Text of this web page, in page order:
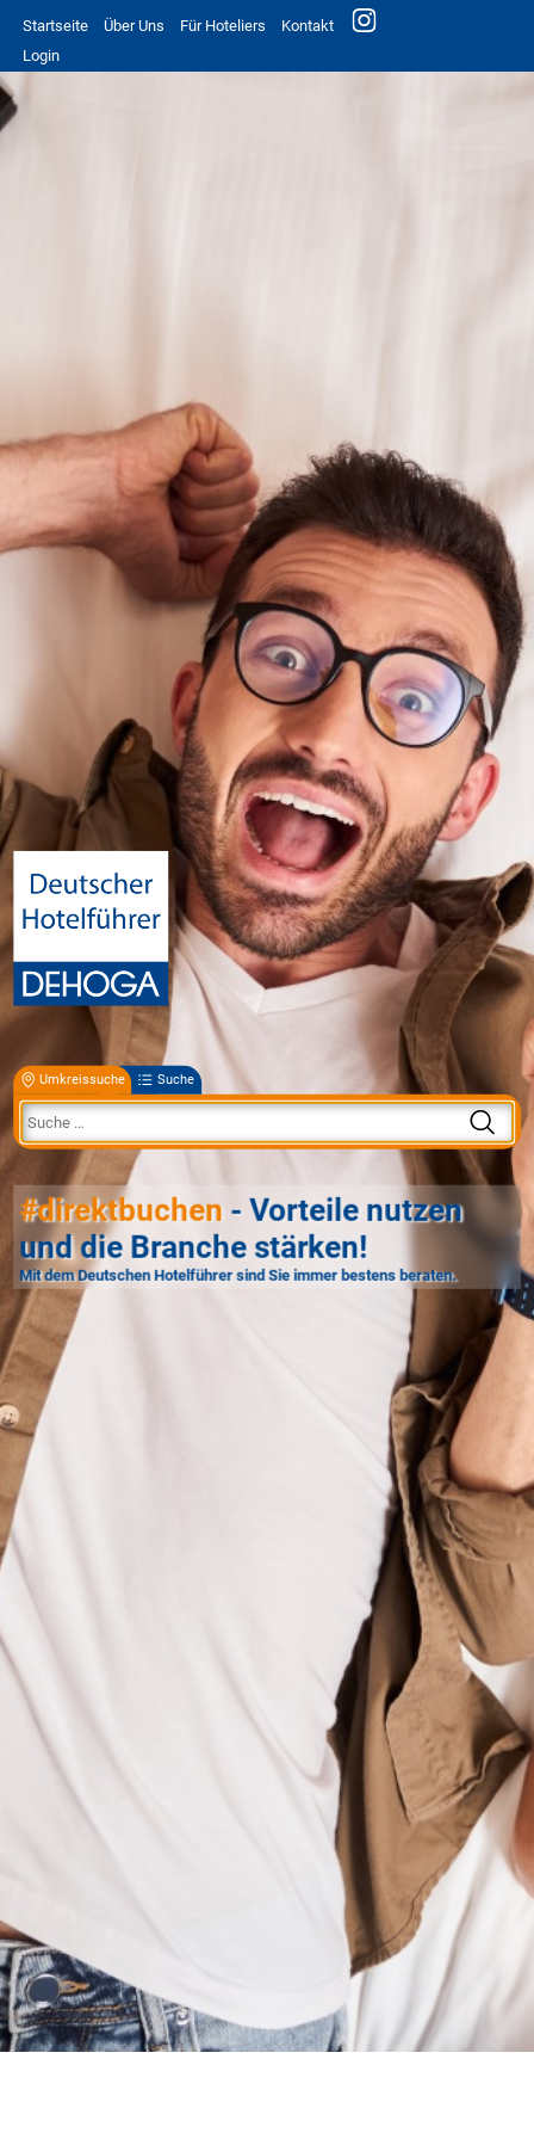
Startseite Über Uns Für Hoteliers
Kontakt
Login
Umkreissuche Suche
#direktbuchen - Vorteile nutzen
und die Branche stärken!
Mit dem Deutschen Hotelführer sind Sie immer bestens beraten.